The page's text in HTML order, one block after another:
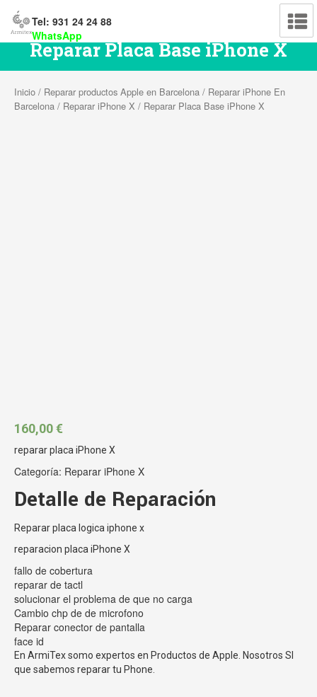
Tel: 931 24 24 88
WhatsApp
Reparar Placa Base iPhone X
Inicio / Reparar productos Apple en Barcelona / Reparar iPhone En
Barcelona / Reparar iPhone X / Reparar Placa Base iPhone X
160,00€
reparar placa iPhone X
Categoría: Reparar iPhone X
Detalle de Reparación
Repararplaca logica iphone x
reparacion placa iPhone X
fallo de cobertura
reparar de tactl
solucionar el problema de que no carga
Cambio chp de de microfono
Reparar conector de pantalla
face id
En ArmiTex somo expertos en Productos de Apple. Nosotros SI
que sabemos reparar tu Phone.